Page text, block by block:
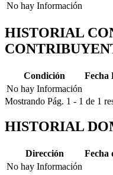
No hay Información
HISTORIAL
Condición Fecha
No hay Información
Mostrando Pág. 1 - 1 de 1
HISTORIAL
Dirección
Fecha
No hay Información